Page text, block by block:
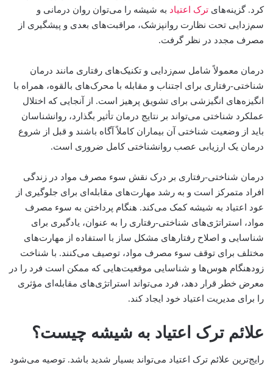
کرد. گزینه‌های ترک اعتیاد به شیشه را می‌توان روان درمانی و
سم‌زدایی تحت نظارت روانپزشک، مراقبت‌های بعدی و پیشگیری از
مصرف مجدد در نظر گرفت.
درمان معمولاً شامل سم‌زدایی و تکنیک‌های رفتاری مانند درمان
شناختی-رفتاری برای اجتناب و مقابله با محرک‌های بالقوه، همراه با
انگیزه‌های انگیزشی برای تشویق پرهیز است. از آنجایی که اختلال
عملکرد شناختی می‌تواند بر نتایج درمان تأثیر بگذارد، روانشناسان
باید از وضعیت شناختی آن بیماران کاملاً آگاه باشند و قبل از شروع
درمان یک ارزیابی عصب روانشناختی کامل ضروری است.
درمان شناختی-رفتاری بر درک نقش سوء مصرف مواد در زندگی
افراد متمرکز است و به رشد مهارت‌های مقابله‌ای برای جلوگیری از
عود اعتیاد به شیشه کمک می‌کند. هنگام پرداختن به سوء مصرف
مواد، استراتژی‌های شناختی-رفتاری را به عنوان، یادگیری برای
شناسایی و اصلاح رفتار‌های مشکل ساز با استفاده از مهارت‌های
مختلف برای توقف سوء مصرف مواد، توصیف می‌کنند. با شناخت
زودهنگام هوس‌ها و شناسایی موقعیت‌هایی که ممکن است فرد را در
معرض خطر قرار دهد، فرد می‌تواند استراتژی‌های مقابله‌ای مؤثری
را برای مدیریت اعتیاد خود ایجاد کند.
علائم ترک اعتیاد به شیشه چیست؟
رایج‌ترین علائم ترک اعتیاد می‌تواند بسیار شدید باشد. توصیه می‌شود